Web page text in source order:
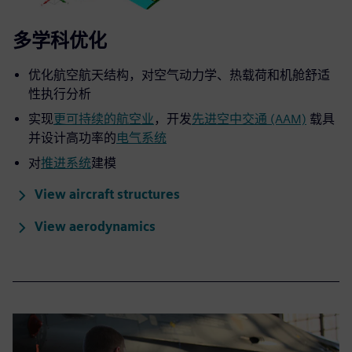
多学科优化
优化航空航天结构，对空气动力学、热载荷和机舱舒适
性执行分析
实现更可持续的航空业 ，开发先进空中交通 (AAM) 载具
并设计高功率的电气系统
对推进系统建模
View aircraft structures
View aerodynamics